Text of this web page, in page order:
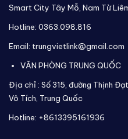
Smart City Tây Mỗ, Nam Từ
Hotline: 0363.098.816
Email: trungvietlink@gmail.com
VĂN PHÒNG TRUNG QUỐC
Địa chỉ : Số 315, đường Thịnh
Vô Tích, Trung Quốc
Hotline: +8613395161936